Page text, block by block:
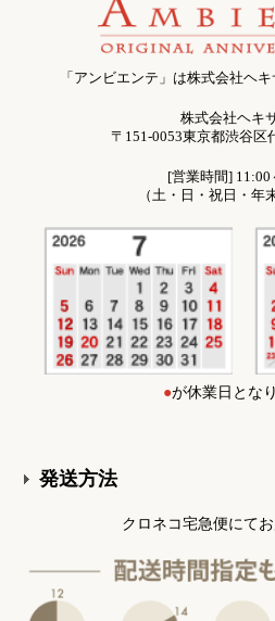
「アンビエンテ」は株式会社ヘ
株式会社ヘキ
〒151-0053東京都渋谷区
[営業時間] 11:00
（土・日・祝日・年
●が休業日とな
発送方法
クロネコ宅急便にてお